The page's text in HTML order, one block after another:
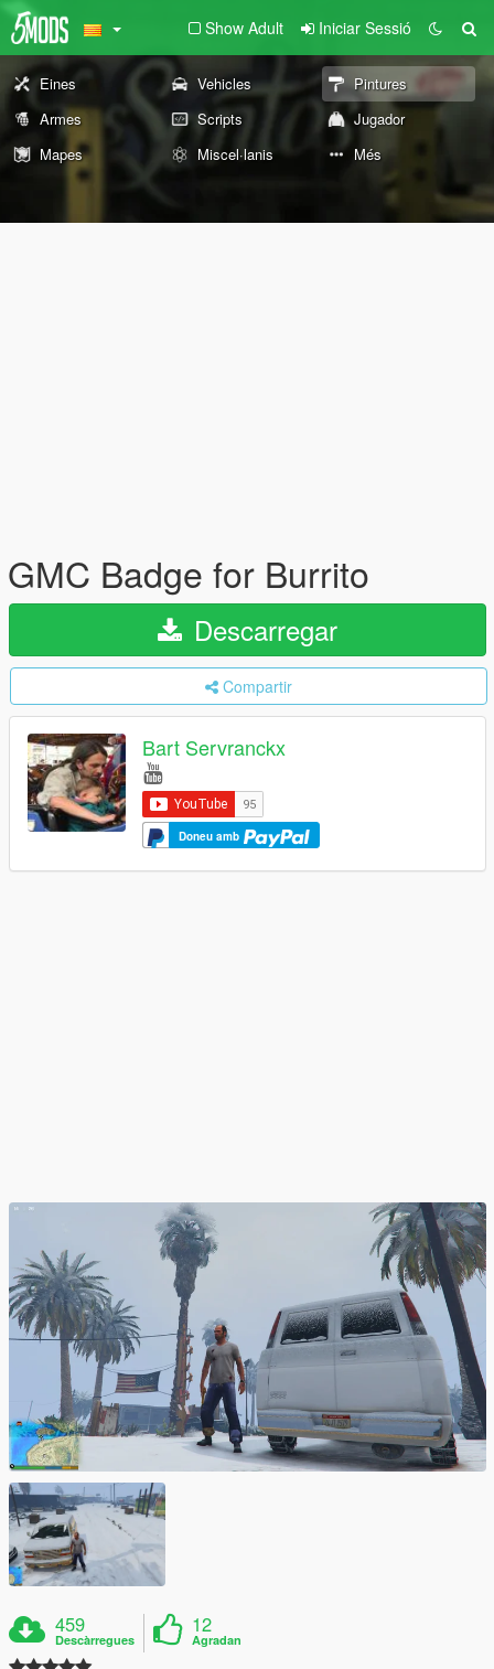
Show Adult Iniciar Sessió
Eines Vehicles
Pintures
Armes
Scripts
Jugador
Mapes
Miscel·lanis Més
GMC Badge for Burrito
Descarregar
Compartir
Bart Servranckx
Doneu amb
459
Descàrregues
12
Agradan